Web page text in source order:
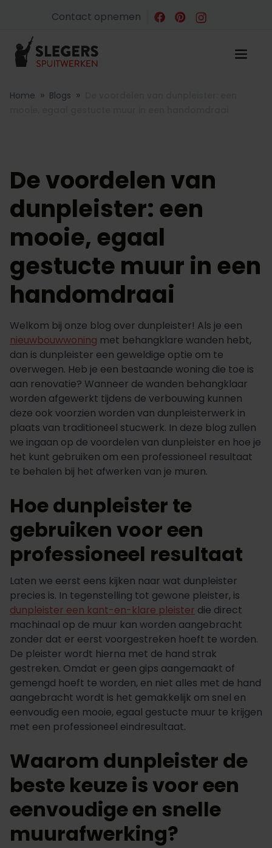
Contact opnemen
Home » Blogs »
De voordelen van
dunpleister: een
mooie, egaal
gestucte muur in een
handomdraai
Welkom bij onze blog over dunpleister! Als je een
nieuwbouwwoning met behangklare wanden hebt,
dan is dunpleister een geweldige optie om te
overwegen. Heb je een bestaande woning die toe is
aan renovatie? Wanneer de wanden behangklaar
worden afgewerkt tijdens de verbouwing kunnen
deze ook voorzien worden van dunpleisterwerk in
plaats van traditioneel stucwerk. In deze blog zullen
we ingaan op de voordelen van dunpleister en hoe je
het kunt gebruiken om een professioneel resultaat
te behalen bij het afwerken van je muren.
Hoe dunpleister te
gebruiken voor een
professioneel resultaat
Laten we eerst eens kijken naar wat dunpleister
precies is. In tegenstelling tot gewone pleister, is
dunpleister een kant-en-klare pleister die direct
machinaal op de muur kan worden aangebracht
zonder dat er eerst voorgestreken hoeft te worden.
De pleister wordt hierna met de hand strak
gestreken. Omdat er geen gips aangemaakt of
gemengd hoeft te worden, en niet alles met de hand
aangebracht wordt is het gemakkelijk om snel en
eenvoudig een mooie, egaal gestucte muur te krijgen
met een professioneel eindresultaat.
Waarom dunpleister de
beste keuze is voor een
eenvoudige en snelle
muurafwerking?